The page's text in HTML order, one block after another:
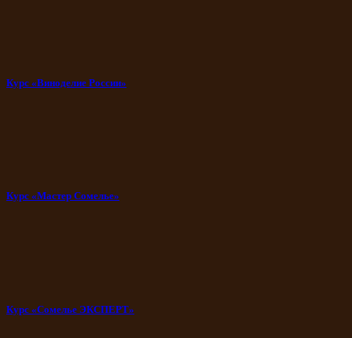
Курс «Виноделие России»
Курс «Мастер Сомелье»
Курс «Сомелье ЭКСПЕРТ»